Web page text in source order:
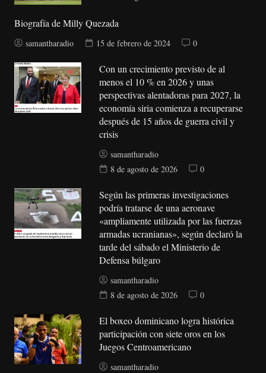
Biografía de Milly Quezada
samantharadio 15 de febrero de 2024 0
Con un crecimiento previsto de al
menos el 10 % en 2026 y unas
perspectivas alentadoras para 2027, la
economía siria comienza a recuperarse
después de 15 años de guerra civil y
crisis
samantharadio
8 de agosto de 2026
0
Según las primeras investigaciones
podría tratarse de una aeronave
«ampliamente utilizada por las fuerzas
armadas ucranianas», según declaró la
tarde del sábado el Ministerio de
Defensa búlgaro
samantharadio
8 de agosto de 2026
0
El boxeo dominicano logra histórica
participación con siete oros en los
Juegos Centroamericano
samantharadio